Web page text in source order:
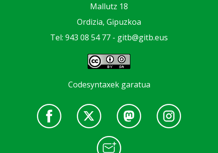
Mallutz 18
Ordizia, Gipuzkoa
Tel: 943 08 54 77 - gitb@gitb.eus
Codesyntaxek garatua